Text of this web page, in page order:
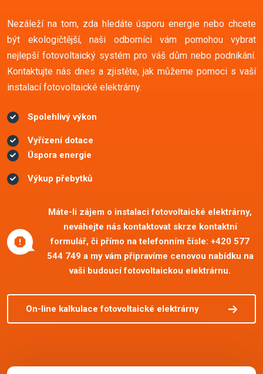
Nezáleží na tom, zda hledáte úsporu energie nebo chcete
být ekologičtější, naši odborníci vám pomohou vybrat
nejlepší fotovoltaický systém pro váš dům nebo podnikání.
Kontaktujte nás dnes a zjistěte, jak můžeme pomoci s vaší
instalací fotovoltaické elektrárny.
Spolehlivý výkon
Vyřízení dotace
Úspora energie
Výkup přebytků
Máte-li zájem o instalaci fotovoltaické elektrárny,
neváhejte nás kontaktovat skrze kontaktní
formulář, či přímo na telefonním čísle: +420 577
544 749a my vám připravíme cenovou nabídku na
vaši budoucí fotovoltaickou elektrárnu.
On-line kalkulace fotovoltaické elektrárny